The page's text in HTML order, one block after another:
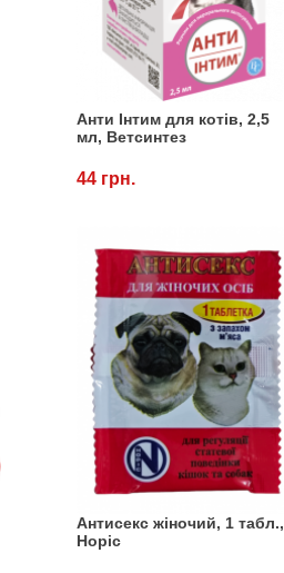
Анти Інтим для котів, 2,5
мл, Ветсинтез
44 грн.
Антисекс жіночий, 1 табл.,
Норіс